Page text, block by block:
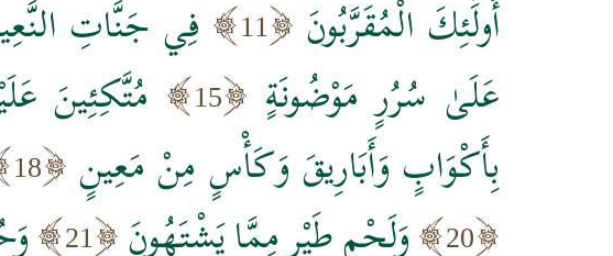
أُولَٰئِكَ الْمُقَرَّبُونَ 11 فِي جَنَّاتِ
عَلَىٰ سُرُرٍ مَوْضُونَةٍ 15 مُتَّكِئِينَ
بِأَكْوَابٍ وَأَبَارِيقَ وَكَأْسٍ مِنْ مَعِينٍ 18
20 وَلَحْمِ طَيْرٍ مِمَّا يَشْتَهُونَ 21